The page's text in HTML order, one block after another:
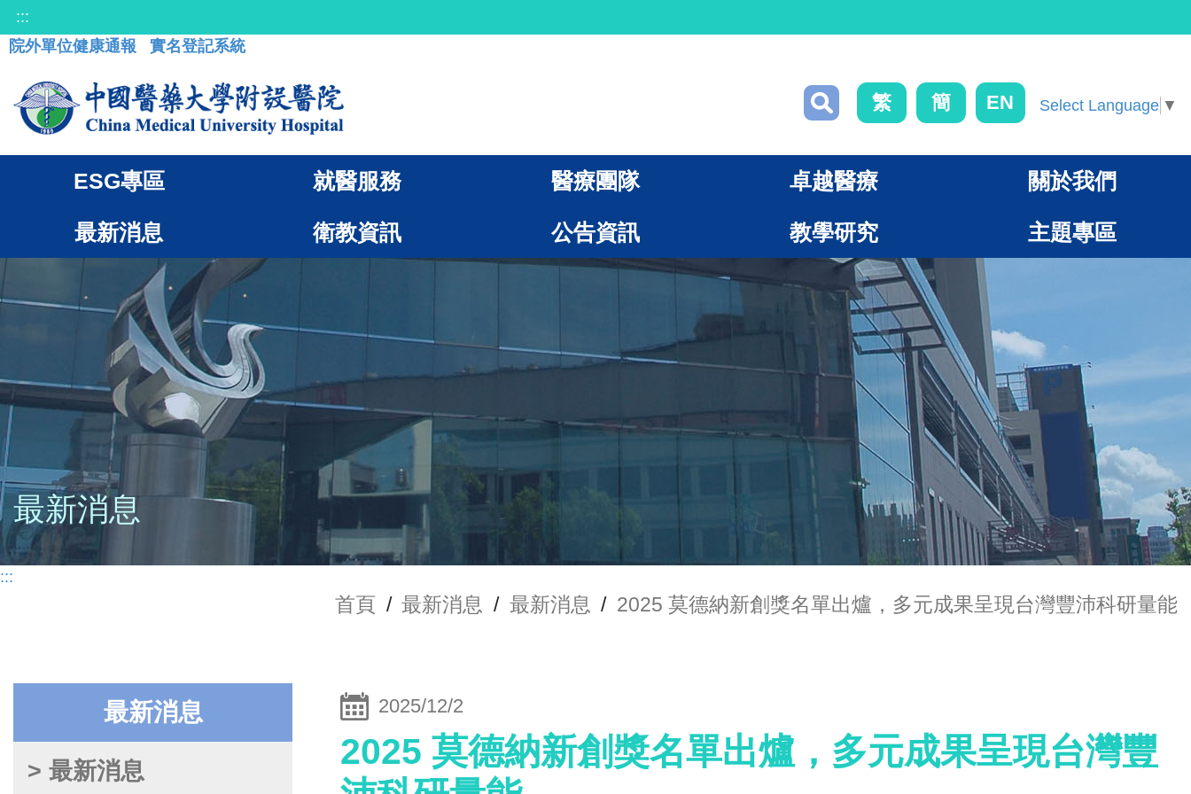
:::
院外單位健康通報
實名登記系統
繁 簡 EN Select Language ▼
ESG專區 就醫服務 醫療團隊 卓越醫療 關於我們
最新消息 衛教資訊 公告資訊 教學研究 主題專區
最新消息
:::
首頁 / 最新消息 / 最新消息 / 2025 莫德納新創獎名單出爐，多元成果呈現台灣豐沛科研量能
最新消息
> 最新消息
2025/12/2
2025 莫德納新創獎名單出爐，多元成果呈現台灣豐